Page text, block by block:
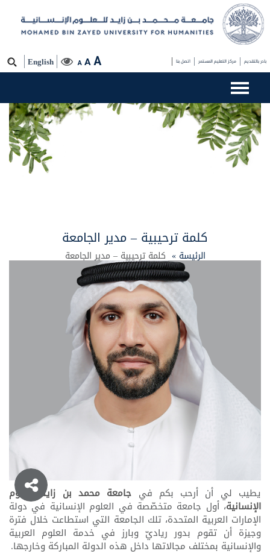
English A A A بادر بالتقديم مركز التعليم المستمر اتصل بنا
كلمة ترحيبية – مدير الجامعة
الرئيسة » كلمة ترحيبية – مدير الجامعة
يطيب لي أن أرحب بكم في جامعة محمد بن زايد للعلوم
الإنسانية، أول جامعة متخصّصة في العلوم الإنسانية في دولة
الإمارات العربية المتحدة، تلك الجامعة التي استطاعت خلال فترة
وجيزة أن تقوم بدور رياديّ وبارز في خدمة العلوم العربية
والإنسانية بمختلف مجالاتها داخل هذه الدولة المباركة وخارجها.